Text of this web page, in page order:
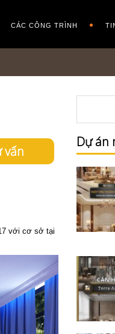
CÁC CÔNG TRÌNH
vấn
với cơ sở tại
Dự án